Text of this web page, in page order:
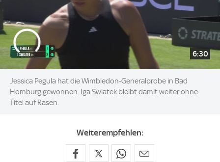
6:30
Jessica Pegula hat die Wimbledon-Generalprobe in Bad
Homburg gewonnen. Iga Swiatek bleibt damit weiter ohne
Titel auf Rasen.
Weiterempfehlen: